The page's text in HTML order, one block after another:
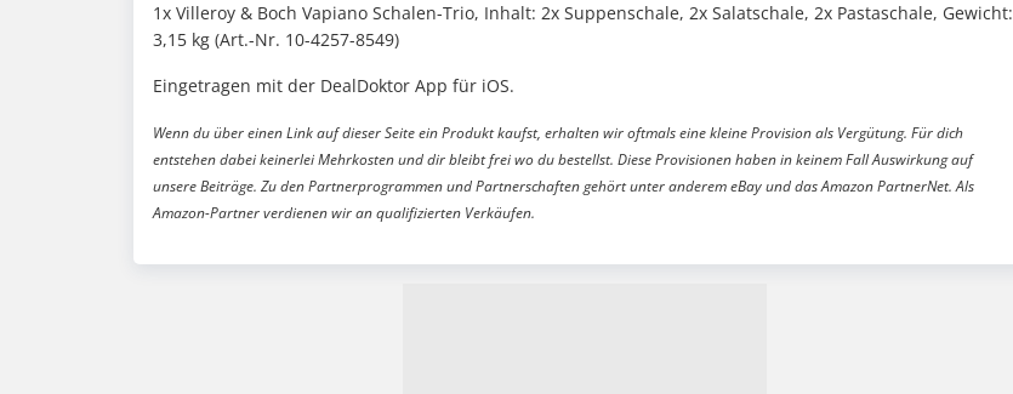
1x Villeroy & Boch Vapiano Schalen-Trio, Inhalt: 2x Suppenschale, 2x Salatschale, 2x Pastaschale, Gewicht:
3,15 kg (Art.-Nr. 10-4257-8549)
Eingetragen mit der DealDoktor App für iOS.
Wenn du über einen Link auf dieser Seite ein Produkt kaufst, erhalten wir oftmals eine kleine Provision als Vergütung. Für dich
entstehen dabei keinerlei Mehrkosten und dir bleibt frei wo du bestellst. Diese Provisionen haben in keinem Fall Auswirkung auf
unsere Beiträge. Zu den Partnerprogrammen und Partnerschaften gehört unter anderem eBay und das Amazon PartnerNet. Als
Amazon-Partner verdienen wir an qualifizierten Verkäufen.